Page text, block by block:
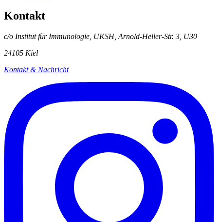
Kontakt
c/o Institut für Immunologie, UKSH, Arnold-Heller-Str. 3, U30
24105 Kiel
Kontakt & Nachricht